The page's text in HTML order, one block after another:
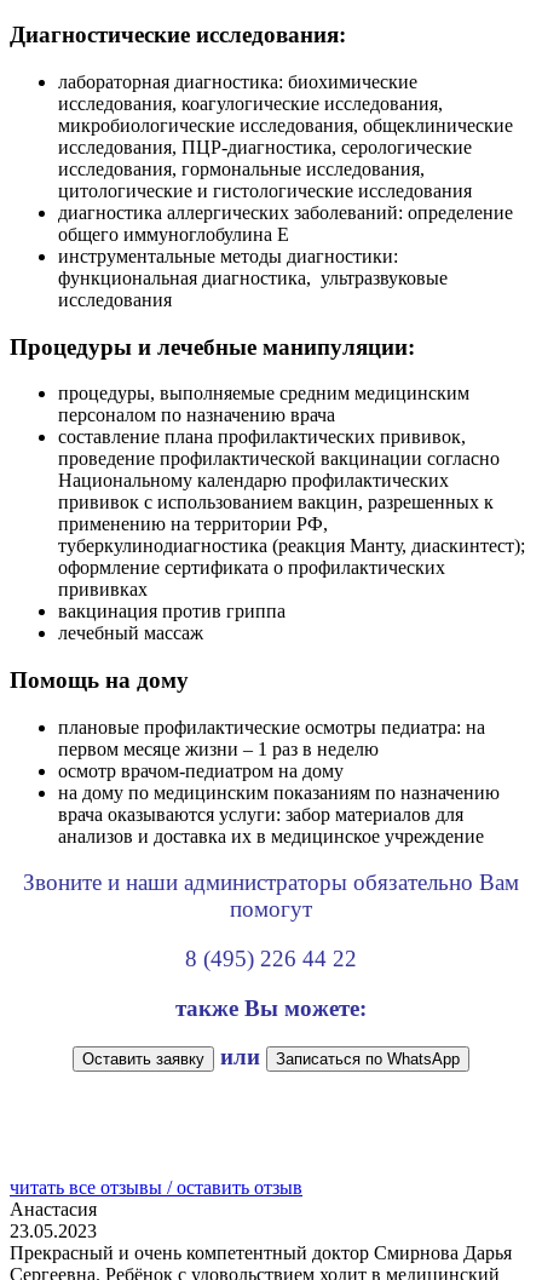
Диагностические исследования:
лабораторная диагностика: биохимические
исследования, коагулогические исследования,
микробиологические исследования, общеклинические
исследования, ПЦР-диагностика, серологические
исследования, гормональные исследования,
цитологические и гистологические исследования
диагностика аллергических заболеваний: определение
общего иммуноглобулина E
инструментальные методы диагностики:
функциональная диагностика, ультразвуковые
исследования
Процедуры и лечебные манипуляции:
процедуры, выполняемые средним медицинским
персоналом по назначению врача
составление плана профилактических прививок,
проведение профилактической вакцинации согласно
Национальному календарю профилактических
прививок с использованием вакцин, разрешенных к
применению на территории РФ,
туберкулинодиагностика (реакция Манту, диаскинтест);
оформление сертификата о профилактических
прививках
вакцинация против гриппа
лечебный массаж
Помощь на дому
плановые профилактические осмотры педиатра: на
первом месяце жизни – 1 раз в неделю
осмотр врачом-педиатром на дому
на дому по медицинским показаниям по назначению
врача оказываются услуги: забор материалов для
анализов и доставка их в медицинское учреждение
Звоните и наши администраторы обязательно Вам
помогут
8 (495) 226 44 22
также Вы можете:
Оставить заявку или Записаться по WhatsApp
читать все отзывы / оставить отзыв
Анастасия
23.05.2023
Прекрасный и очень компетентный доктор Смирнова Дарья
Сергеевна. Ребёнок с удовольствием ходит в медицинский